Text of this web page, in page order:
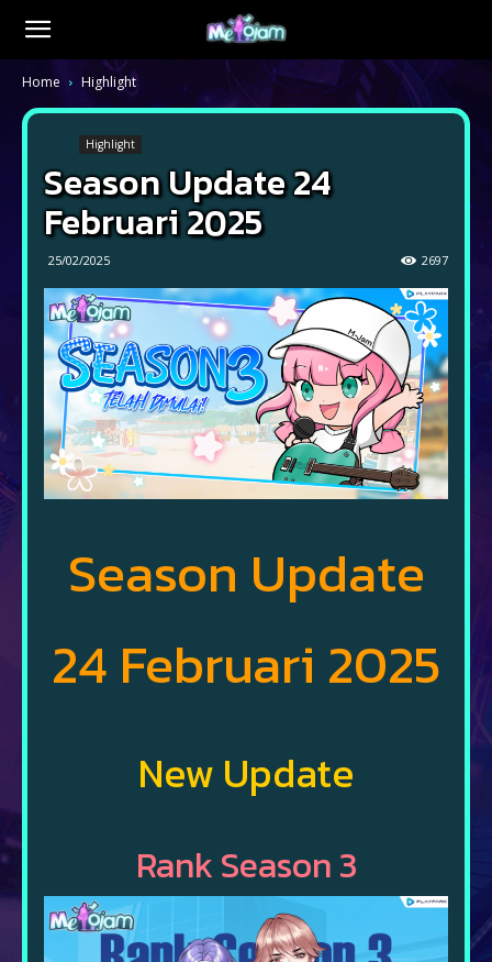
Home Highlight
Highlight
Season Update 24
Februari 2025
25/02/2025 2697
Season Update
24 Februari 2025
New Update
Rank Season 3